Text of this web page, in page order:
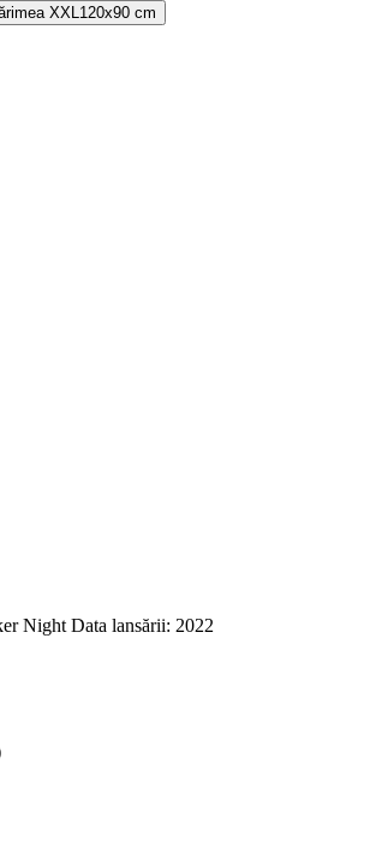
XXL 120x90 cm
Night Data lansării: 2022